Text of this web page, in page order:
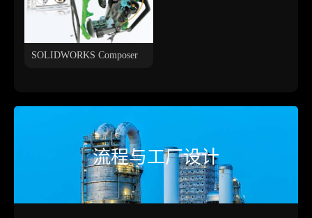
SOLIDWORKS Composer
流程与工厂设计